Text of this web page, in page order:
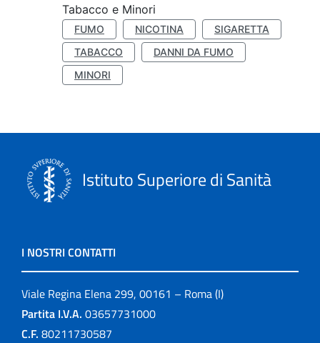
Tabacco e Minori
FUMO NICOTINA
SIGARETTA
TABACCO
DANNI DA FUMO
MINORI
Istituto Superiore di Sanità
I NOSTRI CONTATTI
Viale Regina Elena 299, 00161 – Roma (I)
Partita I.V.A. 03657731000
C.F. 80211730587